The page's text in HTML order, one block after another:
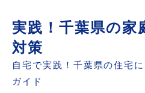
実践！千葉県の家
対策
自宅で実践！千葉県の住宅
ガイド